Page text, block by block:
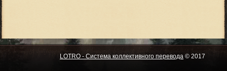
LOTRO - Система коллективного перевода © 2017